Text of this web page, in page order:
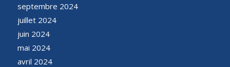
septembre 2024
juillet 2024
juin 2024
mai 2024
avril 2024